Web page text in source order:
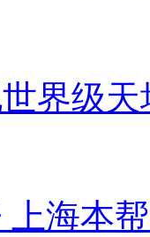
界级
上海本